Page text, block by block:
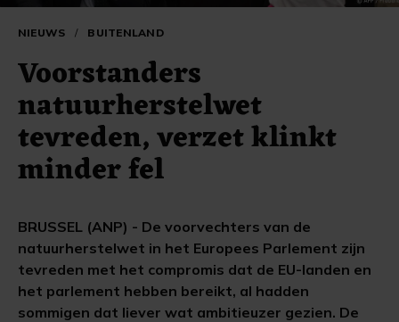
NIEUWS / BUITENLAND
Voorstanders
natuurherstelwet
tevreden, verzet klinkt
minder fel
BRUSSEL (ANP) - De voorvechters van de
natuurherstelwet in het Europees Parlement zijn
tevreden met het compromis dat de EU-landen en
het parlement hebben bereikt, al hadden
sommigen dat liever wat ambitieuzer gezien. De